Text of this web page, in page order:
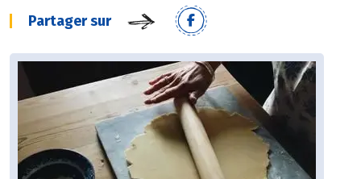
Partager sur